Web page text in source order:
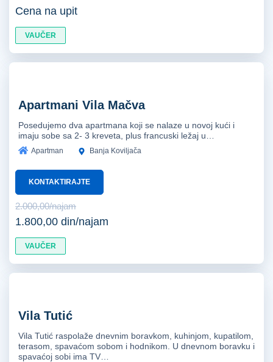
Cena na upit
VAUČER
Apartmani Vila Mačva
Posedujemo dva apartmana koji se nalaze u novoj kući i
imaju sobe sa 2- 3 kreveta, plus francuski ležaj u…
Apartman Banja Koviljača
KONTAKTIRAJTE
2.000,00/najam
1.800,00 din/najam
VAUČER
Vila Tutić
Vila Tutić raspolaže dnevnim boravkom, kuhinjom, kupatilom,
terasom, spavaćom sobom i hodnikom. U dnevnom boravku i
spavaćoj sobi ima TV…